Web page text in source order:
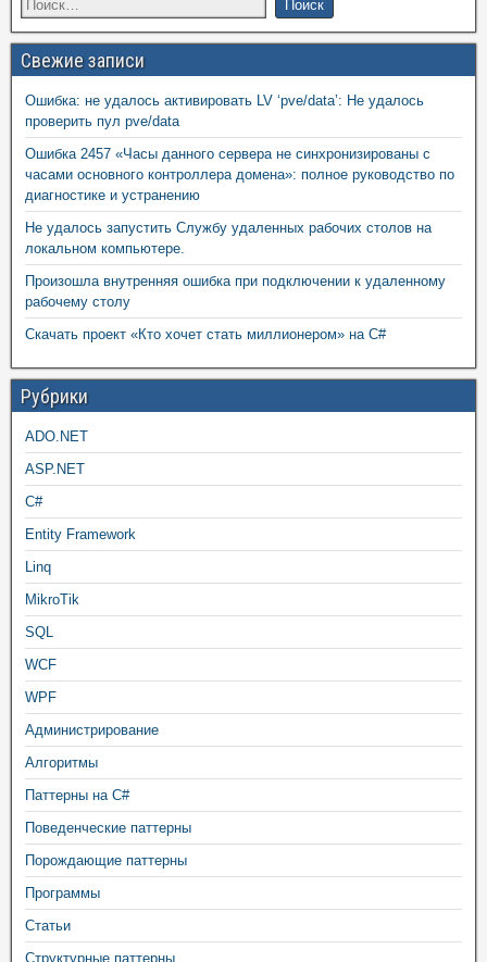
Свежие записи
Ошибка: не удалось активировать LV ‘pve/data’: Не удалось
проверить пул pve/data
Ошибка 2457 «Часы данного сервера не синхронизированы с
часами основного контроллера домена»: полное руководство по
диагностике и устранению
Не удалось запустить Службу удаленных рабочих столов на
локальном компьютере.
Произошла внутренняя ошибка при подключении к удаленному
рабочему столу
Скачать проект «Кто хочет стать миллионером» на C#
Рубрики
ADO.NET
ASP.NET
C#
Entity Framework
Linq
MikroTik
SQL
WCF
WPF
Администрирование
Алгоритмы
Паттерны на C#
Поведенческие паттерны
Порождающие паттерны
Программы
Статьи
Структурные паттерны